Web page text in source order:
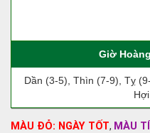
Giờ
Dần (3-5), Thìn (7-9), Tỵ
MÀU ĐỎ: NGÀY TỐT, MÀU